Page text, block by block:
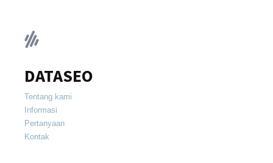
DATASEO
Tentang kami
Informasi
Pertanyaan
Kontak